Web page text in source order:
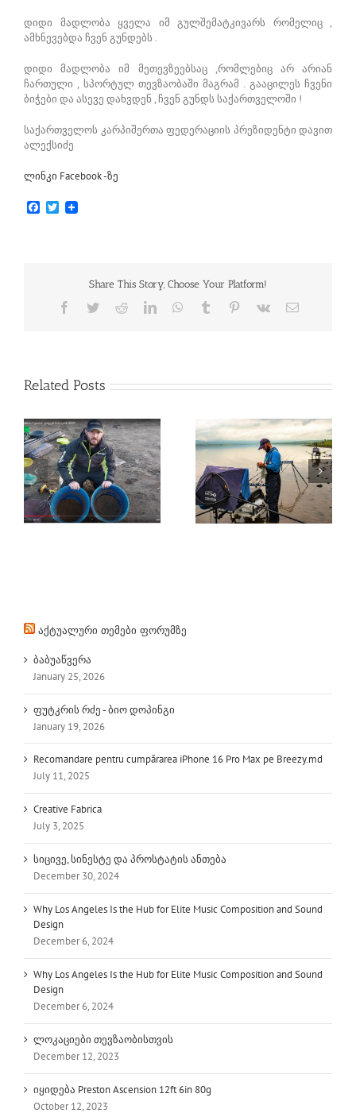
დიდი მადლობა ყველა იმ გულშემატკივარს რომელიც ,
ამხნევებდა ჩვენ გუნდებს .
დიდი მადლობა იმ მეთევზეებსაც ,რომლებიც არ არიან
ჩართული , სპორტულ თევზაობაში მაგრამ . გააცილეს ჩვენი
ბიჭები და ასევე დახვდენ , ჩვენ გუნდს საქართველოში !
საქართველოს კარპიშერთა ფედერაციის პრეზიდენტი დავით
ალექსიძე
ლინკი Facebook -ზე
Facebook
Twitter
Share This Story, Choose Your Platform!
Facebook
TwitterRedditLinkedInWhatsApp
Tumblr Pinterest
Vk Email
Related Posts
FEEDER – ვინ
გახდება
საქართველოს
თასის
გამარჯვებული?
FEEDER –
საქართველოს თასი
2021 / 2 ეტაპი
აქტუალური თემები ფორუმზე
ბაბუაწვერა
January 25, 2026
ფუტკრის რძე - ბიო დოპინგი
January 19, 2026
Recomandare pentru cumpărarea iPhone 16 Pro Max pe Breezy.md
July 11, 2025
Creative Fabrica
July 3, 2025
სიცივე, სინესტე და პროსტატის ანთება
December 30, 2024
Why Los Angeles Is the Hub for Elite Music Composition and Sound
Design
December 6, 2024
Why Los Angeles Is the Hub for Elite Music Composition and Sound
Design
December 6, 2024
ლოკაციები თევზაობისთვის
December 12, 2023
იყიდება Preston Ascension 12ft 6in 80g
October 12, 2023